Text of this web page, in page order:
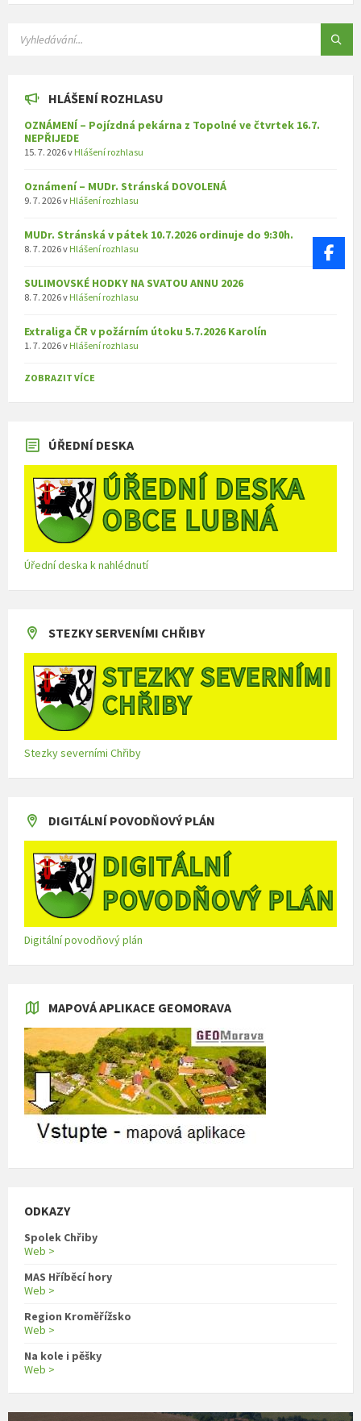
HLÁŠENÍ ROZHLASU
OZNÁMENÍ – Pojízdná pekárna z Topolné ve čtvrtek 16.7.
NEPŘIJEDE
15. 7. 2026v Hlášení rozhlasu
Oznámení – MUDr. Stránská DOVOLENÁ
9. 7. 2026v Hlášení rozhlasu
MUDr. Stránská v pátek 10.7.2026 ordinuje do 9:30h.
8. 7. 2026v Hlášení rozhlasu
SULIMOVSKÉ HODKY NA SVATOU ANNU 2026
8. 7. 2026v Hlášení rozhlasu
Extraliga ČR v požárním útoku 5.7.2026 Karolín
1. 7. 2026v Hlášení rozhlasu
ZOBRAZIT VÍCE
ÚŘEDNÍ DESKA
Úřední deska k nahlédnutí
STEZKY SERVENÍMI CHŘIBY
Stezky severními Chřiby
DIGITÁLNÍ POVODŇOVÝ PLÁN
Digitální povodňový plán
MAPOVÁ APLIKACE GEOMORAVA
ODKAZY
Spolek Chřiby
Web >
MAS Hříběcí hory
Web >
Region Kroměřížsko
Web >
Na kole i pěšky
Web >